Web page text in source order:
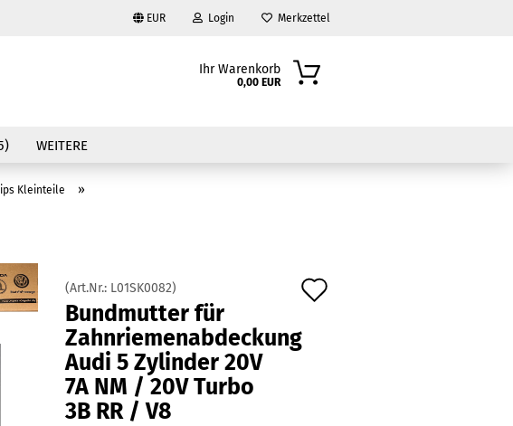
EUR Login
erstellen
vergessen?
Merkzettel
Ihr Warenkorb
0,00 EUR
WEITERE
Kleinteile »
(Art.Nr.: L01SK0082)
Bundmutter für
Zahnriemenabdeckung
Audi 5 Zylinder 20V
7A NM / 20V Turbo
3B RR / V8